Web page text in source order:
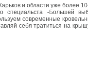
и области уже более
специальста -Большей
современные
себя тратиться на